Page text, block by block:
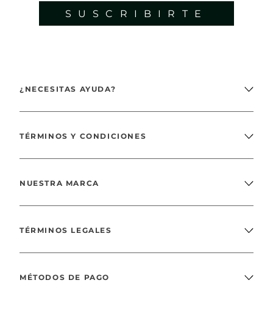
SUSCRIBIRTE
¿NECESITAS AYUDA?
TÉRMINOS Y CONDICIONES
NUESTRA MARCA
TÉRMINOS LEGALES
MÉTODOS DE PAGO